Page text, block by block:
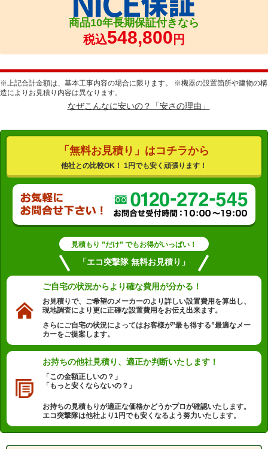
商品10年長期保証付きなら
税込548,800 円
※上記合計金額は、基本工事内容の場合に限ります。 ※機器の設置箇所や建物の構
造によりお見積り内容は異なります。
なぜこんなに安いの？「安さの理由」
「無料お見積り」はコチラから
他社との比較OK！ 1円でも安く頑張ります！
見積もり ”だけ” でもお得がいっぱい！
「エコ突撃隊 無料お見積り」
ご自宅の状況からより確な費用が分かる！
お見積りで、ご希望のメーカーのより詳しい設置費用を算出し、
現地調査により更に正確な設置費用をお伝え出来ます。
さらにご自宅の状況によってはお客様が”最も得する”最適なメー
カーをご提案します。
お持ちの他社見積り、 適正か判断いたします！
「この金額正しいの？」
「もっと安くならないの？」
お持ちの見積もりが適正な価格かどうかプロが確認いたします。
エコ突撃隊は他社より1円でも安くなるよう努力いたします。